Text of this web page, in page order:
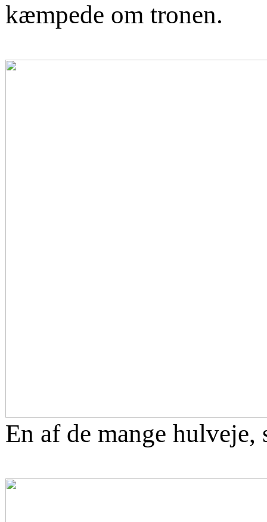
kæmpede om tronen.
En af de mange hulveje,